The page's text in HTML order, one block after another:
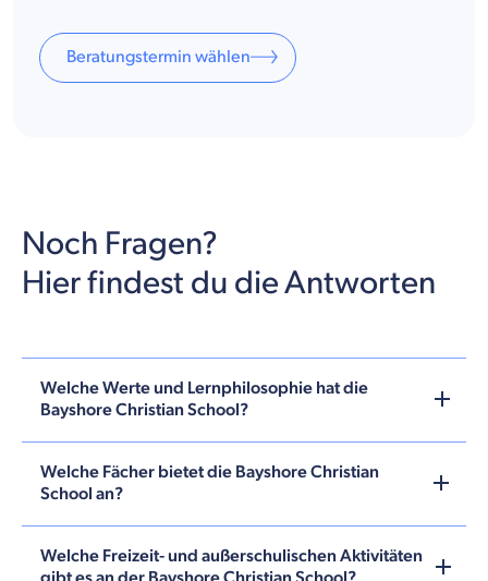
Beratungstermin wählen
Noch Fragen?
Hier findest du die Antworten
Welche Werte und Lernphilosophie hat die
Bayshore Christian School?
Welche Fächer bietet die Bayshore Christian
School an?
Welche Freizeit- und außerschulischen Aktivitäten